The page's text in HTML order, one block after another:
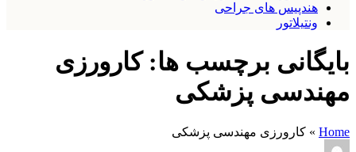
هندپیس های جراحی
ونتیلاتور
بایگانی برچسب ها: کارورزی
مهندسی پزشکی
Home
» کارورزی مهندسی پزشکی